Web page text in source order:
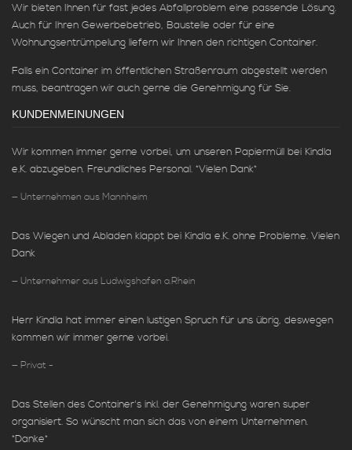
Wir bieten Ihnen für fast jedes Abfallproblem eine passende Lösung.
Auch für Ihren Gewerbebetrieb, Baustelle oder für eine
Wohnungsentrümpelung liefern wir Ihnen den richtigen Container.
Falls ein Container im öffentlichen Straßenraum abgestellt werden
muss, beantragen wir auch gerne die Genehmigung für Sie.
KUNDENMEINUNGEN
Wir kommen immer gerne vorbei, um unseren Papiermüll bei Kindla
e.K. abzugeben. Freundliches Personal. *Vielen Dank*
Unternehmen aus Mannheim
Das Wiegen und Abladen klappt bei Kindla e.K. ohne Probleme. Vielen
Dank
Unternehmer aus Ludwigshafen a.Rhein
Herr Kindla hat immer einen lustigen Spruch für uns übrig, deswegen
kommen wir immer gerne vorbei.
Privat -
Das Stellen des Container's inkl. der Genehmigung waren super
organisiert. So wünscht man sich das von einem Unternehmen.
*Danke*